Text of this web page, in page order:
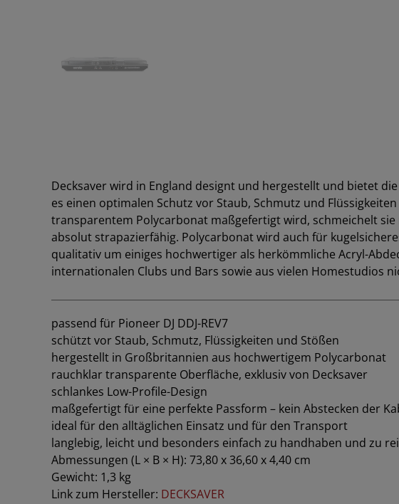
Decksaver wird in England designt und hergestellt und bietet
es einen optimalen Schutz vor Staub, Schmutz und
transparentem Polycarbonat maßgefertigt wird, schmeichelt
absolut strapazierfähig. Polycarbonat wird auch für
qualitativ um einiges hochwertiger als herkömmliche Acryl-
internationalen Clubs und Bars sowie aus vielen Homestudios
passend für Pioneer DJ DDJ-REV7
schützt vor Staub, Schmutz, Flüssigkeiten und Stößen
hergestellt in Großbritannien aus hochwertigem Polycarbonat
rauchklar transparente Oberfläche, exklusiv von Decksaver
schlankes Low-Profile-Design
maßgefertigt für eine perfekte Passform – kein Abstecken der
ideal für den alltäglichen Einsatz und für den Transport
langlebig, leicht und besonders einfach zu handhaben und zu
Abmessungen (L × B × H): 73,80 x 36,60 x 4,40 cm
Gewicht: 1,3 kg
Link zum Hersteller: DECKSAVER